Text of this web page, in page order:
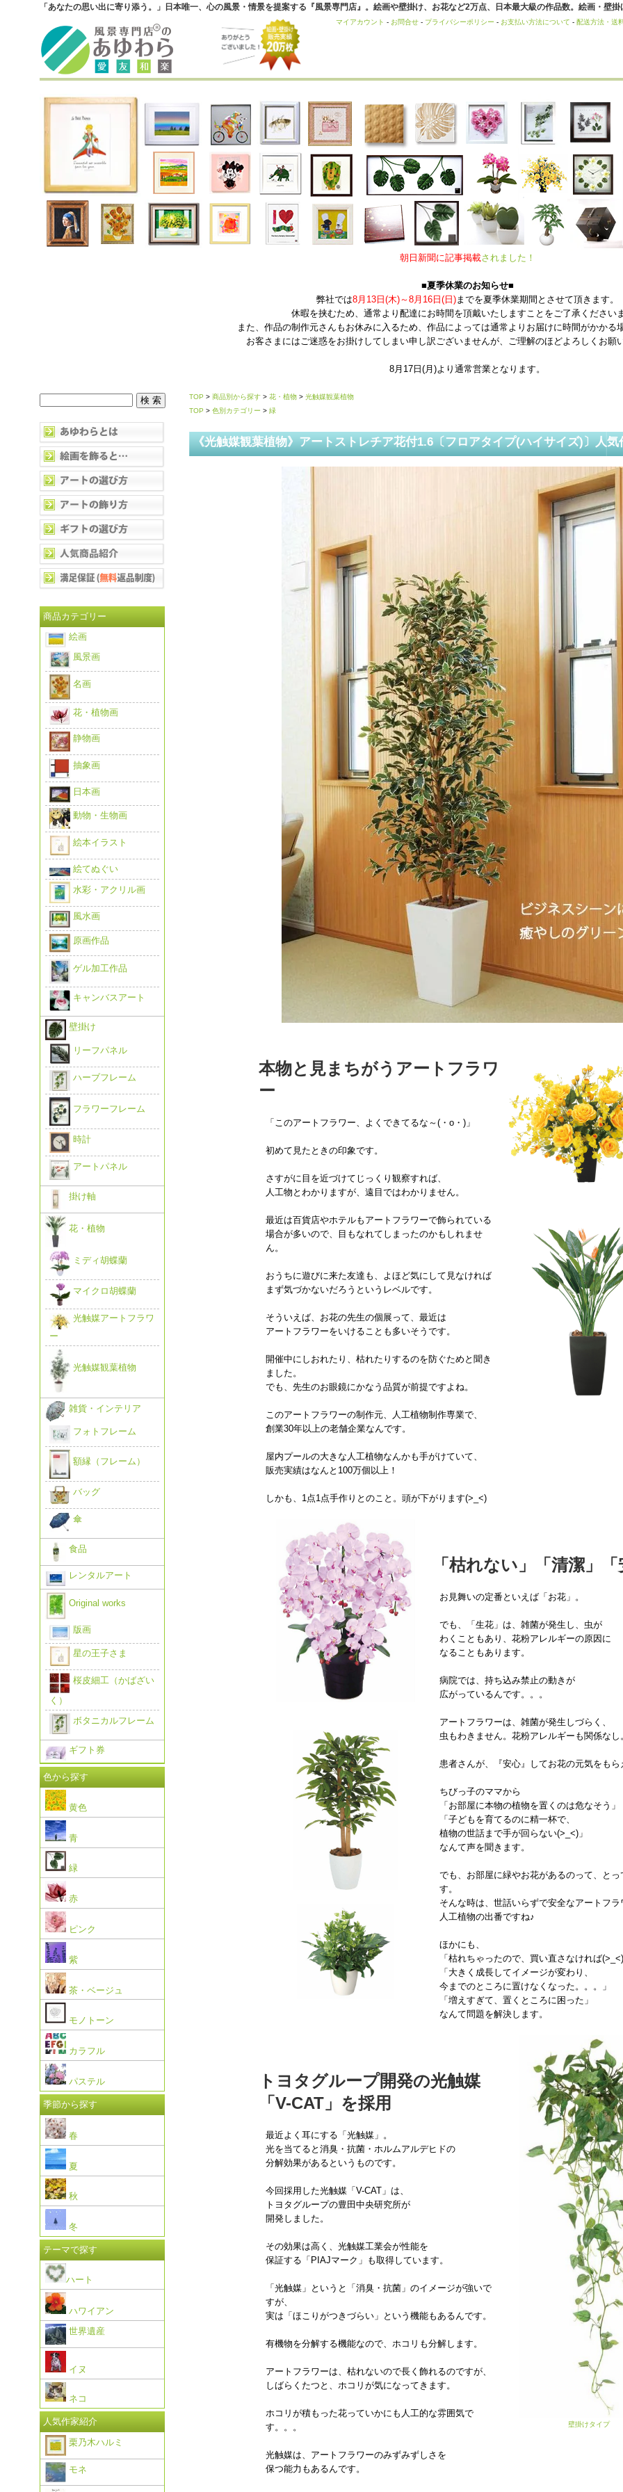
「あなたの思い出に寄り添う。」日本唯一、心の風景・情景を提案する『風景専門店』。絵画や壁掛け、お花など2万点、日本最大級の作品数。絵画・壁
マイアカウント - お問合せ - プライバシーポリシー - お支払い方法について - 配送方法・送
朝日新聞に記事掲載されました！
■夏季休業のお知らせ■
弊社では8月13日(木)～8月16日(日)までを夏季休業期間とさせて頂きます。
休暇を挟むため、通常より配達にお時間を頂戴いたしますことをご了承くださいま
また、作品の制作元さんもお休みに入るため、作品によっては通常よりお届けに時間がかかる
お客さまにはご迷惑をお掛けしてしまい申し訳ございませんが、ご理解のほどよろしくお願
8月17日(月)より通常営業となります。
TOP > 商品別から探す > 花・植物 > 光触媒観葉植物
TOP > 色別カテゴリー > 緑
《光触媒観葉植物》アートストレチア花付1.6〔フロアタイプ(ハイサイズ)〕人気
本物と見まちがうアートフラワ
ー
「このアートフラワー、よくできてるな～(・o・)」
初めて見たときの印象です。
さすがに目を近づけてじっくり観察すれば、
人工物とわかりますが、遠目ではわかりません。
最近は百貨店やホテルもアートフラワーで飾られている
場合が多いので、目もなれてしまったのかもしれませ
ん。
おうちに遊びに来た友達も、よほど気にして見なければ
まず気づかないだろうというレベルです。
そういえば、お花の先生の個展って、最近は
アートフラワーをいけることも多いそうです。
開催中にしおれたり、枯れたりするのを防ぐためと聞き
ました。
でも、先生のお眼鏡にかなう品質が前提ですよね。
このアートフラワーの制作元、人工植物制作専業で、
創業30年以上の老舗企業なんです。
屋内プールの大きな人工植物なんかも手がけていて、
販売実績はなんと100万個以上！
しかも、1点1点手作りとのこと。頭が下がります(>_<)
「枯れない」「清潔」「
お見舞いの定番といえば「お花」。
でも、「生花」は、雑菌が発生し、虫が
わくこともあり、花粉アレルギーの原因に
なることもあります。
病院では、持ち込み禁止の動きが
広がっているんです。。。
アートフラワーは、雑菌が発生しづらく、
虫もわきません。花粉アレルギーも関係なし
患者さんが、『安心』してお花の元気をもら
ちびっ子のママから
「お部屋に本物の植物を置くのは危なそう」
「子どもを育てるのに精一杯で、
植物の世話まで手が回らない(>_<)」
なんて声を聞きます。
でも、お部屋に緑やお花があるのって、とっ
す。
そんな時は、世話いらずで安全なアートフラ
人工植物の出番ですね♪
ほかにも、
「枯れちゃったので、買い直さなければ(>_<)
「大きく成長してイメージが変わり、
今までのところに置けなくなった。。。」
「増えすぎて、置くところに困った」
なんて問題を解決します。
トヨタグループ開発の光触媒
「V-CAT」を採用
最近よく耳にする「光触媒」。
光を当てると消臭・抗菌・ホルムアルデヒドの
分解効果があるというものです。
今回採用した光触媒「V-CAT」は、
トヨタグループの豊田中央研究所が
開発しました。
その効果は高く、光触媒工業会が性能を
保証する「PIAJマーク」も取得しています。
「光触媒」というと「消臭・抗菌」のイメージが強いで
すが、
実は「ほこりがつきづらい」という機能もあるんです。
有機物を分解する機能なので、ホコリも分解します。
アートフラワーは、枯れないので長く飾れるのですが、
しばらくたつと、ホコリが気になってきます。
ホコリが積もった花っていかにも人工的な雰囲気で
す。。。
光触媒は、アートフラワーのみずみずしさを
保つ能力もあるんです。
壁掛けタイプ
商品カテゴリー
絵画
風景画
名画
花・植物画
静物画
抽象画
日本画
動物・生物画
絵本イラスト
絵てぬぐい
水彩・アクリル画
風水画
原画作品
ゲル加工作品
キャンバスアート
壁掛け
リーフパネル
ハーブフレーム
フラワーフレーム
時計
アートパネル
掛け軸
花・植物
ミディ胡蝶蘭
マイクロ胡蝶蘭
光触媒アートフラワ
ー
光触媒観葉植物
雑貨・インテリア
フォトフレーム
額縁（フレーム）
バッグ
傘
食品
レンタルアート
Original works
版画
星の王子さま
桜皮細工（かばざい
く）
ボタニカルフレーム
ギフト券
色から探す
黄色
青
緑
赤
ピンク
紫
茶・ベージュ
モノトーン
カラフル
パステル
季節から探す
春
夏
秋
冬
テーマで探す
ハート
ハワイアン
世界遺産
イヌ
ネコ
人気作家紹介
栗乃木ハルミ
モネ